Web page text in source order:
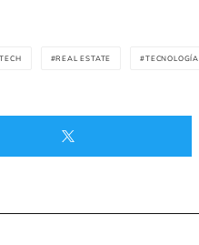
REAL ESTATE TECNOLOGÍA